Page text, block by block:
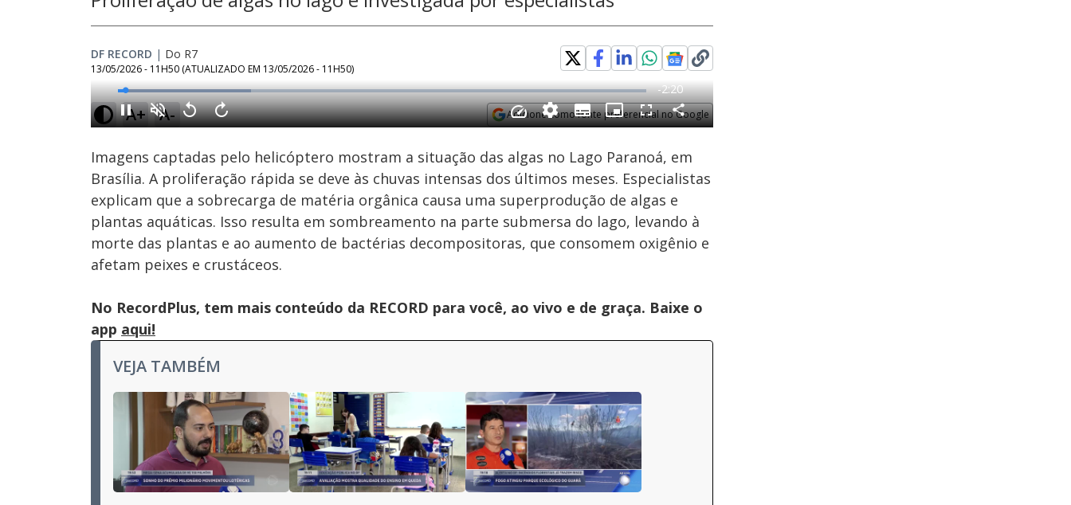
DF RECORD | Do R7
13/05/2026 - 11H50 (ATUALIZADO EM 13/05/2026 - 11H50)
A+ A- Adicione como fonte preferencial no Google
Ativar
Som
Loaded:
25.25%
Velocidade Subtitles
Imagens captadas pelo helicóptero mostram a situação das algas no Lago Paranoá, em
Brasília. A proliferação rápida se deve às chuvas intensas dos últimos meses. Especialistas
explicam que a sobrecarga de matéria orgânica causa uma superprodução de algas e
plantas aquáticas. Isso resulta em sombreamento na parte submersa do lago, levando à
morte das plantas e ao aumento de bactérias decompositoras, que consomem oxigênio e
afetam peixes e crustáceos.
No RecordPlus, tem mais conteúdo da RECORD para você, ao vivo e de graça. Baixe o
app aqui!
VEJA TAMBÉM